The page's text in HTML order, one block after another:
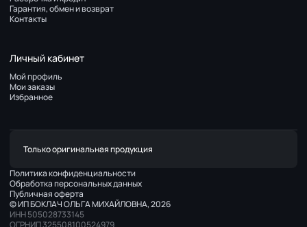
Гарантия, обмен и возврат
Контакты
Личный кабинет
Мой профиль
Мои заказы
Избранное
Только оригинальная продукция
Политика конфиденциальности
Обработка персональных данных
Публичная оферта
© ИП БОКЛАЧ ОЛЬГА МИХАЙЛОВНА, 2026
ИНН 505028733145